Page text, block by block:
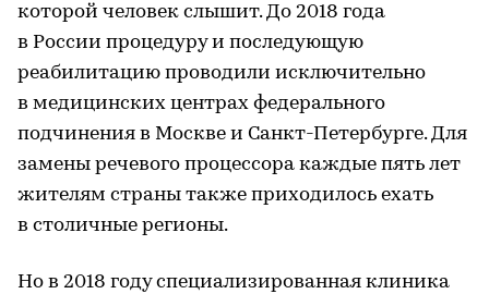
которой человек слышит. До 2018 года
в России процедуру и последующую
реабилитацию проводили исключительно
в медицинских центрах федерального
подчинения в Москве и Санкт-Петербурге. Для
замены речевого процессора каждые пять лет
жителям страны также приходилось ехать
в столичные регионы.
Но в 2018 году специализированная клиника